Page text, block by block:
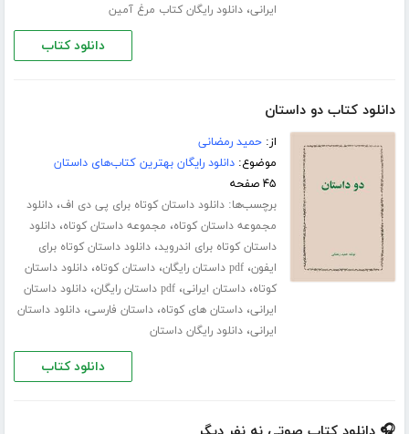
ایرانی،دانلود رایگان کتاب مرغ آمین
دانلود کتاب
دانلود کتاب دو داستان
از:حمید رمضانی
موضوع:دانلود رایگان بهترین کتاب‌های داستان
۴۵ صفحه
برچسب‌ها:دانلود داستان کوتاه برای پی دی اف،دانلود
مجموعه داستان کوتاه، مجموعه داستان کوتاه،دانلود
داستان کوتاه برای اندروید،دانلود داستان کوتاه برای
ایفون،pdf داستان رایگان ،داستان کوتاه،دانلود داستان
کوتاه،داستان ایرانی،pdf داستان رایگان ،دانلود داستان
ایرانی،داستان های کوتاه،داستان فارسی،دانلود داستان
ایرانی،دانلود رایگان داستان
دانلود کتاب